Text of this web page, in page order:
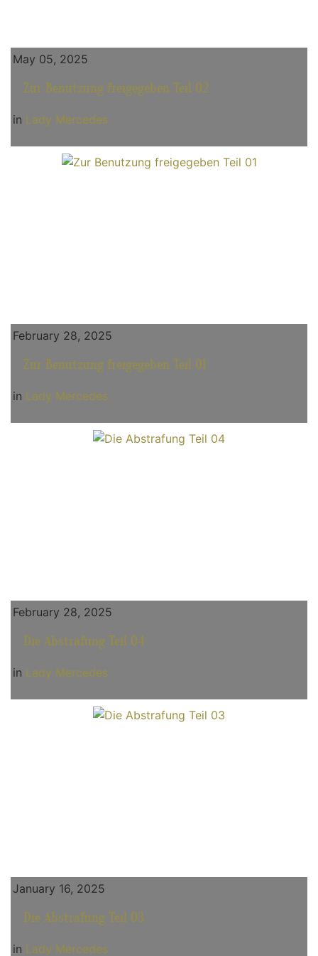
May 05, 2025
Zur Benutzung freigegeben Teil 02
in Lady Mercedes
February 28, 2025
Zur Benutzung freigegeben Teil 01
in Lady Mercedes
February 28, 2025
Die Abstrafung Teil 04
in Lady Mercedes
January 16, 2025
Die Abstrafung Teil 03
in Lady Mercedes